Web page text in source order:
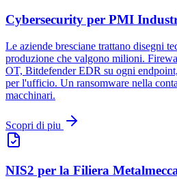
Cybersecurity per PMI
Le aziende bresciane trattano disegni
produzione che valgono milioni.
OT, Bitdefender EDR su ogni
per l'ufficio. Un ransomware nella
macchinari.
Scopri di piu
NIS2 per la Filiera